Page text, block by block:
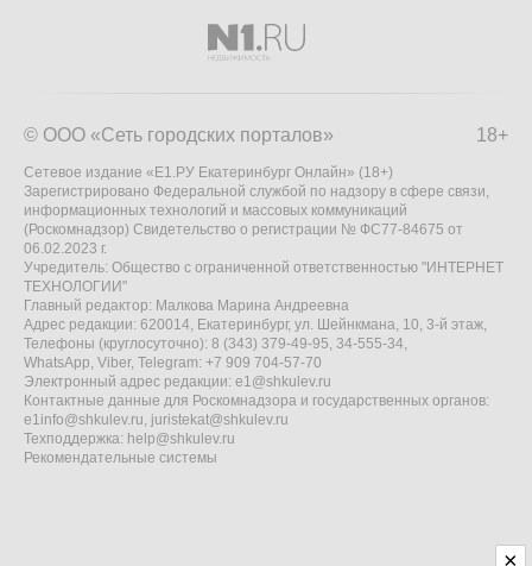
18+
© ООО «Сеть городских порталов»
Сетевое издание «Е1.РУ Екатеринбург Онлайн» (18+)
Зарегистрировано Федеральной службой по надзору в сфере связи,
информационных технологий и массовых коммуникаций
(Роскомнадзор) Свидетельство о регистрации № ФС77-84675 от
06.02.2023 г.
Учредитель: Общество с ограниченной ответственностью "ИНТЕРНЕТ
ТЕХНОЛОГИИ"
Главный редактор: Малкова Марина Андреевна
Адрес редакции: 620014, Екатеринбург, ул. Шейнкмана, 10, 3-й этаж,
Телефоны (круглосуточно): 8 (343) 379-49-95, 34-555-34,
WhatsApp, Viber, Telegram: +7 909 704-57-70
Электронный адрес редакции: e1@shkulev.ru
Контактные данные для Роскомнадзора и государственных органов:
e1info@shkulev.ru, juristekat@shkulev.ru
Техподдержка: help@shkulev.ru
Рекомендательные системы